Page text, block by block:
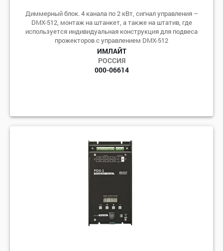
Диммерный блок. 4 канала по 2 кВт, сигнал управления –
DMX-512, монтаж на штанкет, а также на штатив, где
используется индивидуальная конструкция для подвеса
прожекторов с управлением DMX-512
ИМЛАЙТ
РОССИЯ
000-06614